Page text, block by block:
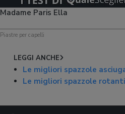
Madame Paris Ella
Piastre per capelli
LEGGI ANCHE
Le migliori spazzole
Le migliori spazzole